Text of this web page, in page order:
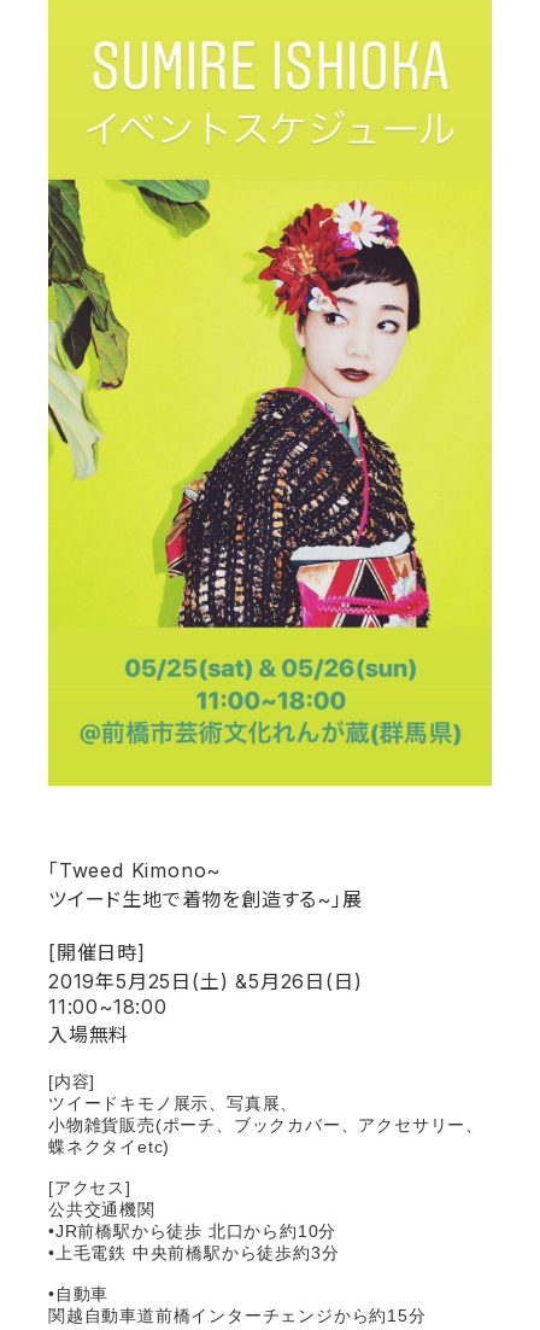
「Tweed Kimono~
ツイード生地で着物を創造する~」展
[開催日時]
2019年5月25日(土) &5月26日(日)
11:00~18:00
入場無料
[内容]
ツイードキモノ展示、写真展、
小物雑貨販売(ポーチ、ブックカバー、アクセサリー、
蝶ネクタイetc)
[アクセス]
公共交通機関
•JR前橋駅から徒歩 北口から約10分
•上毛電鉄 中央前橋駅から徒歩約3分
•自動車
関越自動車道前橋インターチェンジから約15分